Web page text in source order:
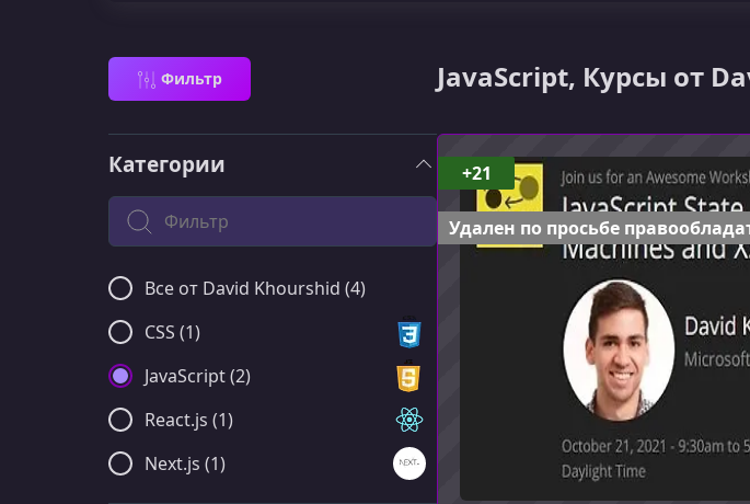
Фильтр JavaScript, Курсы от
Категории
Поиск по категории
Все от David Khourshid (4)
CSS (1)
JavaScript (2)
React.js (1)
Next.js (1)
+21
Удален по просьбе